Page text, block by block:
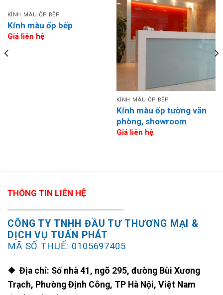
KÍNH MÀU ỐP BẾP
Kính màu ốp bếp
Giá liên hệ
KÍNH MÀU ỐP BẾP
Kính màu ốp tường văn
phòng, showroom
Giá liên hệ
THÔNG TIN LIÊN HỆ
CÔNG TY TNHH ĐẦU TƯ THƯƠNG MẠI &
DỊCH VỤ TUẤN PHÁT
MÃ SỐ THUẾ: 0105697405
❖ Địa chỉ: Số nhà 41, ngõ 295, đường Bùi Xương
Trạch, Phường Định Công, TP Hà Nội, Việt Nam